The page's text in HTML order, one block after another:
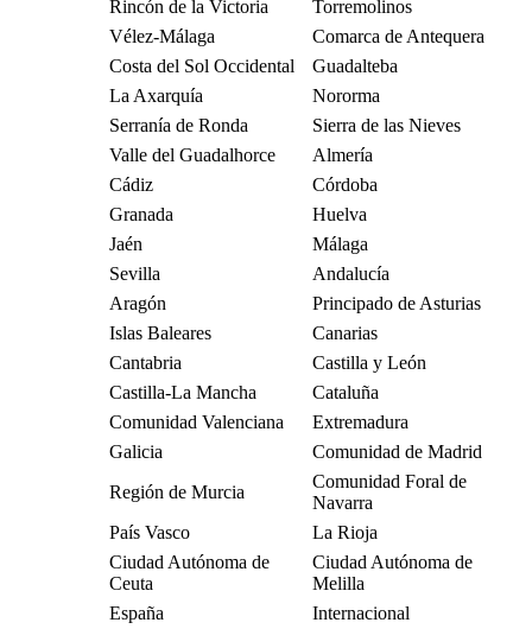
Rincón de la Victoria
Torremolinos
Vélez-Málaga
Comarca de Antequera
Costa del Sol Occidental
Guadalteba
La Axarquía
Nororma
Serranía de Ronda
Sierra de las Nieves
Valle del Guadalhorce
Almería
Cádiz
Córdoba
Granada
Huelva
Jaén
Málaga
Sevilla
Andalucía
Aragón
Principado de Asturias
Islas Baleares
Canarias
Cantabria
Castilla y León
Castilla-La Mancha
Cataluña
Comunidad Valenciana
Extremadura
Galicia
Comunidad de Madrid
Región de Murcia
Comunidad Foral de
Navarra
País Vasco
La Rioja
Ciudad Autónoma de
Ceuta
Ciudad Autónoma de
Melilla
España
Internacional